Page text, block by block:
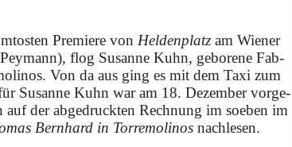
Pre­mie­re von Hel­den­platz am Wie­ner
flog Su­san­ne Kuhn, ge­bo­re­ne Fab­
Von da aus ging es mit dem Ta­xi zum
Su­san­ne Kuhn war am 18. De­zem­ber vor­ge­
auf der ab­ge­druck­ten Rech­nung im so­eben im
Bern­hard in Tor­re­mo­li­nos nach­le­sen.